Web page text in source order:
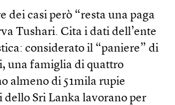
dei casi però “resta una paga
Tushari. Cita i dati dell’ente
considerato il “paniere” di
una famiglia di quattro
almeno di 51mila rupie
dello Sri Lanka lavorano per